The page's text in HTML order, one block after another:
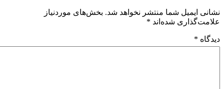
نشانی ایمیل شما منتشر نخواهد شد. بخش‌های موردنیاز
علامت‌گذاری شده‌اند *
دیدگاه *